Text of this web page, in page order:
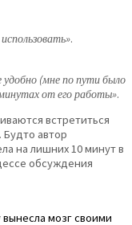
.
(мне по пути было
от его работы».
встретиться
автор
на лишних 10 минут в
обсуждения
мозг своими